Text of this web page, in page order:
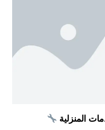
المنزلية